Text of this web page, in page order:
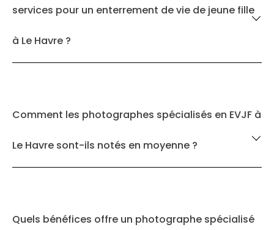
services pour un enterrement de vie de jeune fille
à Le Havre ?
Comment les photographes spécialisés en EVJF à
Le Havre sont-ils notés en moyenne ?
Quels bénéfices offre un photographe spécialisé